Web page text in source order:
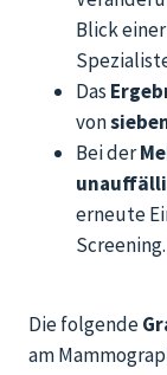
Blick
Das
von
Bei der
erneute
Screening.
Die folgende
am